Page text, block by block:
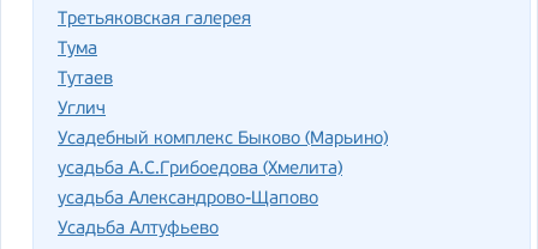
Третьяковская галерея
Тума
Тутаев
Углич
Усадебный комплекс Быково (Марьино)
усадьба А.С.Грибоедова (Хмелита)
усадьба Александрово-Щапово
Усадьба Алтуфьево